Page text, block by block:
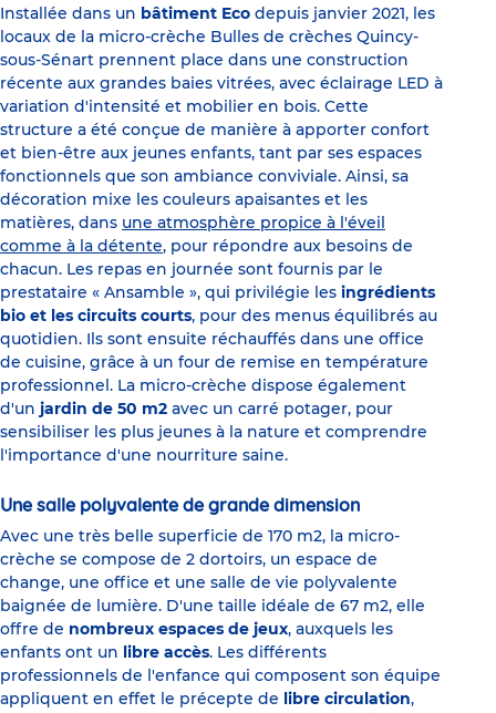
Installée dans un bâtiment Eco depuis janvier 2021, les
locaux de la micro-crèche Bulles de crèches Quincy-
sous-Sénart prennent place dans une construction
récente aux grandes baies vitrées, avec éclairage LED à
variation d'intensité et mobilier en bois. Cette
structure a été conçue de manière à apporter confort
et bien-être aux jeunes enfants, tant par ses espaces
fonctionnels que son ambiance conviviale. Ainsi, sa
décoration mixe les couleurs apaisantes et les
matières, dans une atmosphère propice à l'éveil
comme à la détente, pour répondre aux besoins de
chacun. Les repas en journée sont fournis par le
prestataire « Ansamble », qui privilégie les ingrédients
bio et les circuits courts, pour des menus équilibrés au
quotidien. Ils sont ensuite réchauffés dans une office
de cuisine, grâce à un four de remise en température
professionnel. La micro-crèche dispose également
d'un jardin de 50 m2 avec un carré potager, pour
sensibiliser les plus jeunes à la nature et comprendre
l'importance d'une nourriture saine.
Une salle polyvalente de grande dimension
Avec une très belle superficie de 170 m2, la micro-
crèche se compose de 2 dortoirs, un espace de
change, une office et une salle de vie polyvalente
baignée de lumière. D'une taille idéale de 67 m2, elle
offre de nombreux espaces de jeux, auxquels les
enfants ont un libre accès. Les différents
professionnels de l'enfance qui composent son équipe
appliquent en effet le précepte de libre circulation,